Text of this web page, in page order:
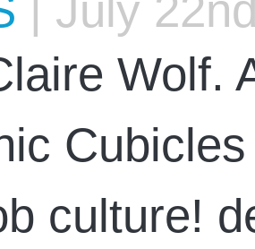
Wolf.
culture!